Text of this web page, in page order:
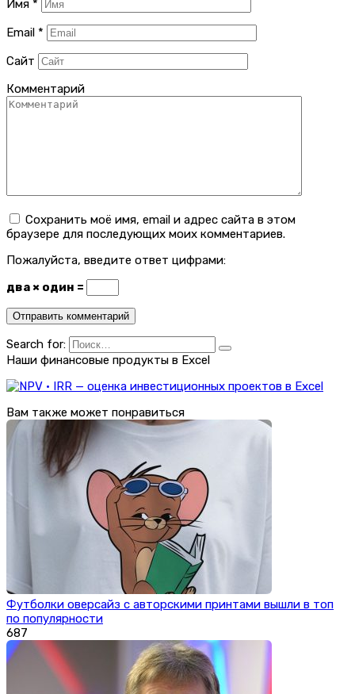
Имя *
Email *
Сайт
Комментарий
Сохранить моё имя, email и адрес сайта в этом
браузере для последующих моих комментариев.
Пожалуйста, введите ответ цифрами:
два × один =
Search for:
Наши финансовые продукты в Excel
Вам также может понравиться
Футболки оверсайз с авторскими принтами вышли в топ
по популярности
687